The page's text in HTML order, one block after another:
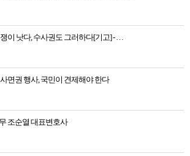
이 낫다, 수사권도 그러하다[기고] - …
면권 행사, 국민이 견제해야 한다
조순열 대표변호사